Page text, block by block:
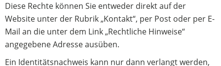
Diese Rechte können Sie entweder direkt auf der
Website unter der Rubrik „Kontakt“, per Post oder per E-
Mail an die unter dem Link „Rechtliche Hinweise“
angegebene Adresse ausüben.
Ein Identitätsnachweis kann nur dann verlangt werden,